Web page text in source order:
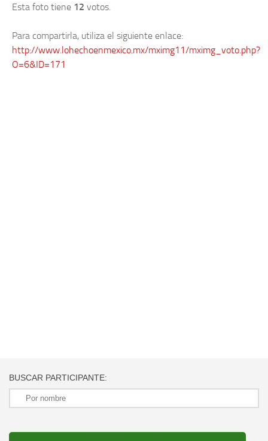
Esta foto tiene 12 votos.
Para compartirla, utiliza el siguiente enlace:
http://www.lohechoenmexico.mx/mximg11/mximg_voto.php?
O=6&ID=171
BUSCAR PARTICIPANTE: